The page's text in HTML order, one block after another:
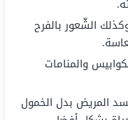
الشّعور بالفرح
والمنامات
المريض بدل الخمول